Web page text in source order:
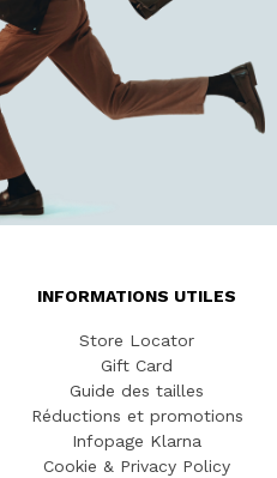
INFORMATIONS UTILES
Store Locator
Gift Card
Guide des tailles
Réductions et promotions
Infopage Klarna
Cookie & Privacy Policy